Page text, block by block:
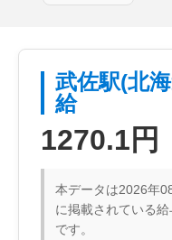
武佐駅(北
給
1270.1円
本データは2026年
に掲載されている
です。